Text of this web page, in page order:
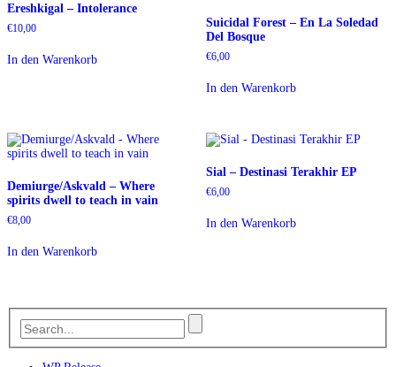
Ereshkigal – Intolerance
€10,00
In den Warenkorb
Suicidal Forest – En La Soledad
Del Bosque
€6,00
In den Warenkorb
Demiurge/Askvald – Where
spirits dwell to teach in vain
€8,00
In den Warenkorb
Sial – Destinasi Terakhir EP
€6,00
In den Warenkorb